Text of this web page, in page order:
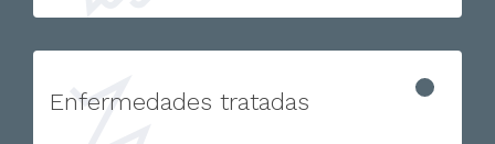
Enfermedades tratadas